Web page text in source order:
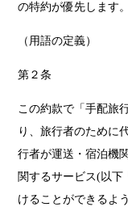
の特約が優先します。
（用語の定義）
第２条
この約款で「手配旅
り、旅行者のために
行者が運送・宿泊機
関するサービス(以下
けることができるよ